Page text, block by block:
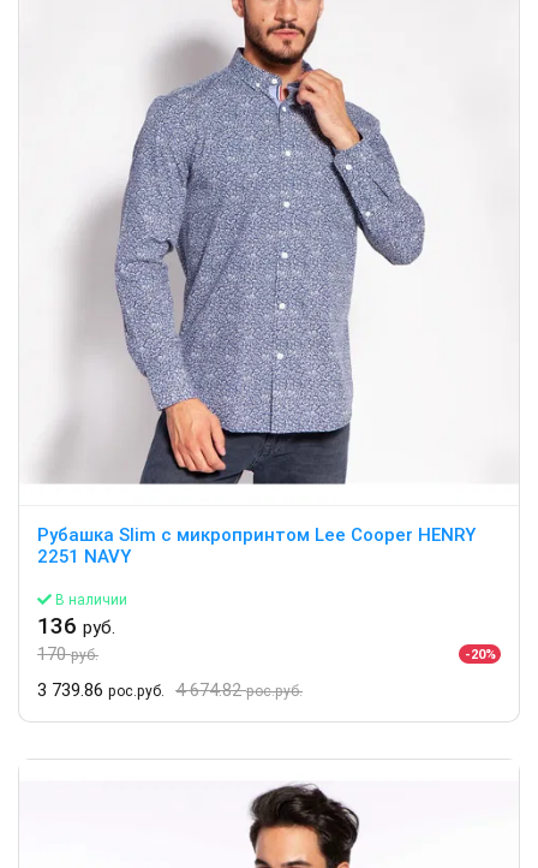
Рубашка Slim с микропринтом Lee Cooper HENRY
2251 NAVY
В наличии
136 руб.
170руб. -20%
3 739.86 рос.руб. 4 674.82рос.руб.